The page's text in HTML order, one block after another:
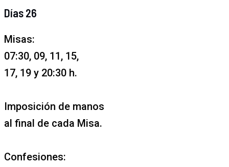
Días 26
Misas:
07:30, 09, 11, 15,
17, 19 y 20:30 h.
Imposición de manos
al final de cada Misa.
Confesiones: